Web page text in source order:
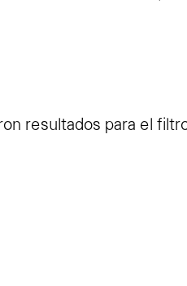
resultados para el